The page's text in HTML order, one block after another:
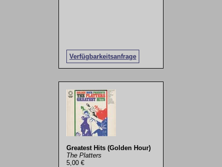
Verfügbarkeitsanfrage
Greatest Hits (Golden Hour)
The Platters
5,00 €